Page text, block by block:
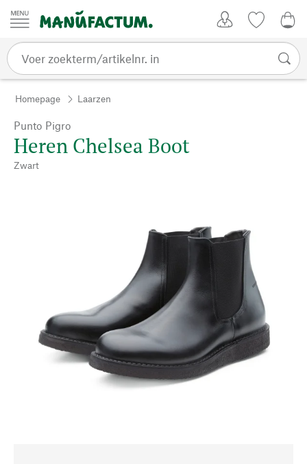
Passer au contenu
Homepage Laarzen
Punto Pigro
Heren Chelsea Boot
Zwart